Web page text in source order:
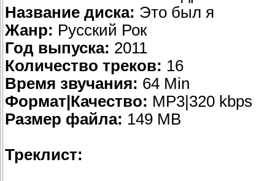
Название диска: Это был я
Жанр: Русский Рок
Год выпуска: 2011
Количество треков: 16
Время звучания: 64 Min
Формат|Качество: МP3|320 kbps
Размер файла: 149 MB
Треклист: